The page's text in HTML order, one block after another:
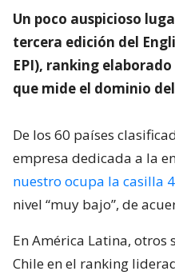
Un poco auspicioso
tercera edición del
EPI), ranking
que mide el dominio
De los 60 países
empresa dedicada a la
nuestro ocupa la casilla
nivel “muy bajo”, de
En América Latina, otros
Chile en el ranking